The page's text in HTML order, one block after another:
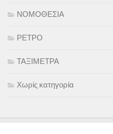
ΝΟΜΟΘΕΣΙΑ
ΡΕΤΡΟ
ΤΑΞΙΜΕΤΡΑ
Χωρίς κατηγορία